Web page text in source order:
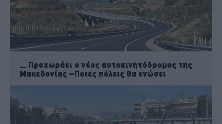
Προχωράει ο νέος αυτοκινητόδρομος της
Μακεδονίας –Ποιες πόλεις θα ενώσει